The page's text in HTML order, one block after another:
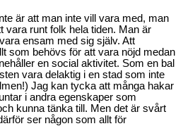
är att man inte vill vara med, man
vara runt folk hela tiden. Man är
ensam med sig själv. Att
som behövs för att vara nöjd medan
en social aktivitet. Som en bal
vara delaktig i en stad som inte
Jag kan tycka att många hakar
i andra egenskaper som
kunna tänka till. Men det är svårt
ser någon som allt för